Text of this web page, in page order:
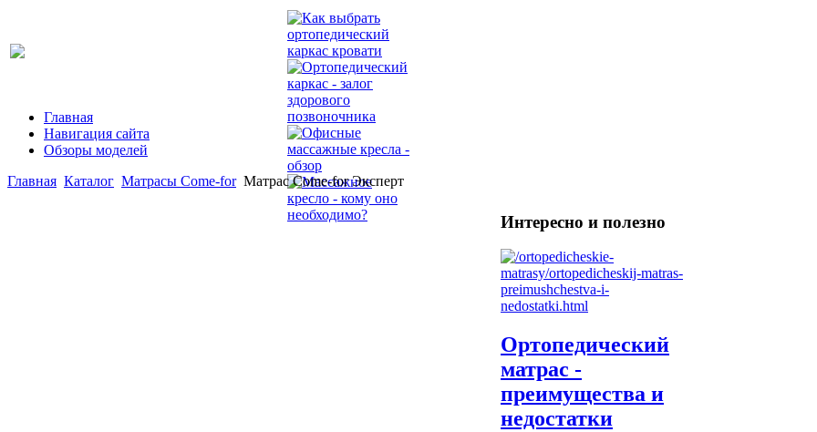
Главная
Навигация сайта
Обзоры моделей
Главная Каталог Матрасы Come-for Матрас Come-for Эксперт
Интересно и полезно
Ортопедический
матрас -
преимущества и
недостатки